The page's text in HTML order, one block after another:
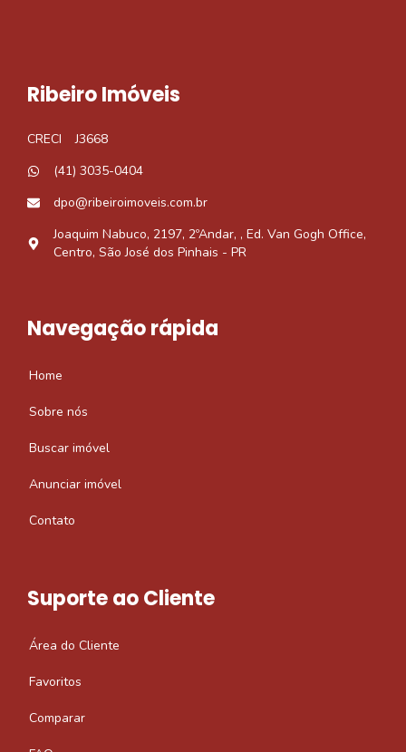
Ribeiro Imóveis
CRECI
J3668
(41) 3035-0404
dpo@ribeiroimoveis.com.br
Joaquim Nabuco, 2197, 2ºAndar, , Ed. Van Gogh Office,
Centro, São José dos Pinhais - PR
Navegação rápida
Home
Sobre nós
Buscar imóvel
Anunciar imóvel
Contato
Suporte ao Cliente
Área do Cliente
Favoritos
Comparar